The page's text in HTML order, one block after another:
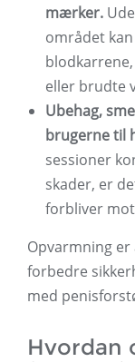
mærker.
området
eller brudte
Ubehag,
brugerne til
sessioner
skader, er
forbliver
Opvarmning
forbedre
med
Hvordan